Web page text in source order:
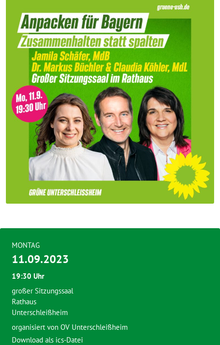
MONTAG
11.09.2023
19:30 Uhr
großer Sitzungssaal
Rathaus
Unterschleißheim
organisiert von OV Unterschleißheim
Download als ics-Datei